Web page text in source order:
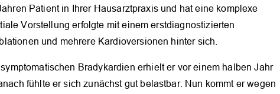
Patient in Ihrer Hausarztpraxis und hat eine komplexe
Vorstellung erfolgte mit einem erstdiagnostizierten
und mehrere Kardioversionen hinter sich.
Bradykardien erhielt er vor einem halben Jahr
fühlte er sich zunächst gut belastbar. Nun kommt er wegen